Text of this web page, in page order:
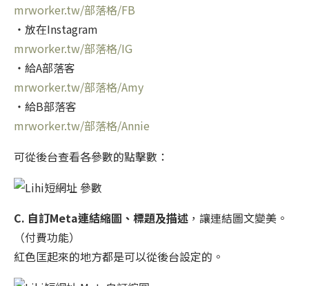
mrworker.tw/部落格/FB
・放在Instagram
mrworker.tw/部落格/IG
・給A部落客
mrworker.tw/部落格/Amy
・給B部落客
mrworker.tw/部落格/Annie
可從後台查看各參數的點擊數：
C. 自訂Meta連結縮圖、標題及描述 ，讓連結圖文變美。
（付費功能）
紅色匡起來的地方都是可以從後台設定的。